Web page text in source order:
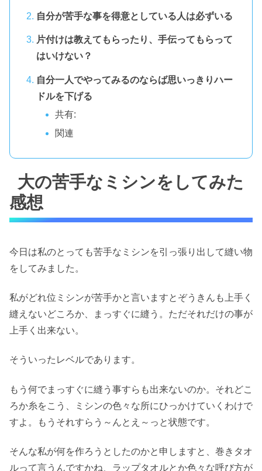
自分が苦手な事を得意としている人は必ずいる
片付けは教えてもらったり、手伝ってもらって
はいけない？
自分一人でやってみるのならば思いっきりハー
ドルを下げる
共有:
関連
大の苦手なミシンをしてみた
感想
今日は私のとっても苦手なミシンを引っ張り出して縫い物
をしてみました。
私がどれ位ミシンが苦手かと言いますとぞうきんも上手く
縫えないどころか、まっすぐに縫う。ただそれだけの事が
上手く出来ない。
そういったレベルであります。
もう何でまっすぐに縫う事すらも出来ないのか。それどこ
ろか糸をこう、ミシンの色々な所にひっかけていくわけで
すよ。もうそれすらう～んとえ～っと状態です。
そんな私が何を作ろうとしたのかと申しますと、巻きタオ
ルって言うんですかね、ラップタオルとか色々な呼び方が